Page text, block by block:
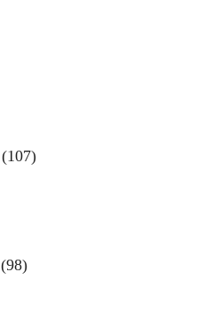
(107)
(98)